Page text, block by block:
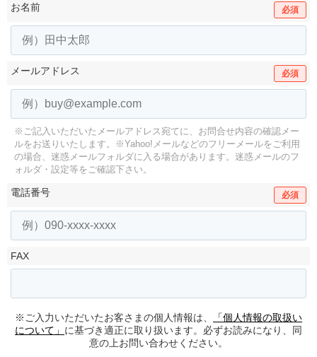
お名前 必須
メールアドレス 必須
※ご記入いただいたメールアドレス宛てに、お問合せ内容の確認メー
ルをお送りいたします。
※Yahoo!メールなどのフリーメールをご利用
の場合、迷惑メールフォルダに入る場合があります。 迷惑メールのフ
ォルダ・設定等をご確認下さい。
電話番号 必須
FAX
※ご入力いただいたお客さまの個人情報は、
「個人情報の取扱い
について」 に基づき適正に取り扱います。必ずお読みになり、同
意の上お問い合わせください。